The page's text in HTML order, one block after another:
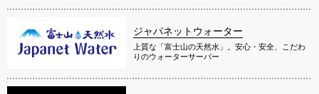
ジャパネットウォーター
上質な「富士山の天然水」。安心・安全、こだわ
りのウォーターサーバー